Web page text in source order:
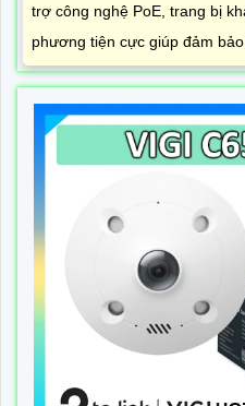
trợ công nghệ PoE, trang bị
phương tiện cực giúp đảm